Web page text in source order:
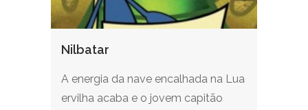
Nilbatar
A energia da nave encalhada na Lua
ervilha acaba e o jovem capitão